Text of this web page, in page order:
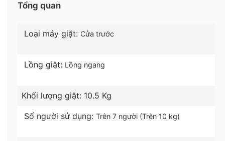
lâu hơn ở chương trình giặt đồ trẻ em – loại bỏ
toàn làn da nhạy cảm của trẻ nhỏ.
Tổng quan
Loại máy giặt: Cửa trước
Lồng giặt: Lồng ngang
Khối lượng giặt: 10.5 Kg
Số người sử dụng: Trên 7 người (Trên 10 kg)